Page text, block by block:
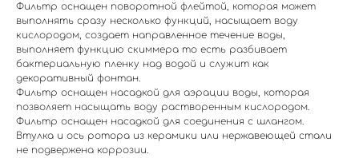
Фильтр оснащен поворотной флейтой, которая может
выполнять сразу несколько функций, насыщает воду
кислородом, создает направленное течение воды,
выполняет функцию скиммера то есть разбивает
бактериальную пленку над водой и служит как
декоративный фонтан.
Фильтр оснащен насадкой для аэрации воды, которая
позволяет насыщать воду растворенным кислородом.
Фильтр оснащен насадкой для соединения с шлангом.
Втулка и ось ротора из керамики или нержавеющей стали
не подвержена коррозии.